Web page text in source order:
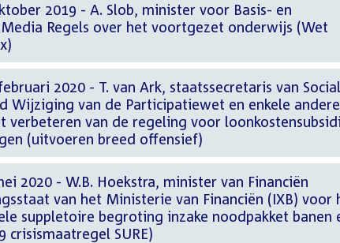
2019 - A. Slob, minister voor Basis- en
Regels over het voortgezet onderwijs (Wet
2020 - T. van Ark, staatssecretaris van
Wijziging van de Participatiewet en enkele andere
verbeteren van de regeling voor
(uitvoeren breed offensief)
2020 - W.B. Hoekstra, minister van Financiën
van het Ministerie van Financiën (IXB) voor
suppletoire begroting inzake noodpakket banen
crisismaatregel SURE)